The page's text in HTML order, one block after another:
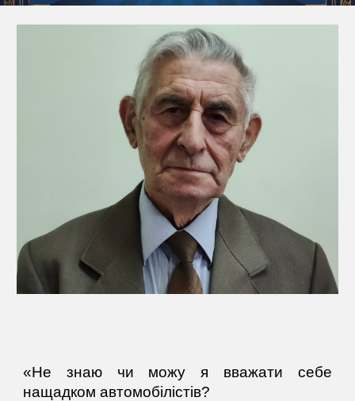
«Не знаю чи можу я вважати себе
нащадком автомобілістів?